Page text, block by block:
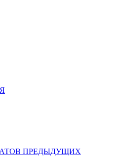
ПРЕДЫДУЩИХ